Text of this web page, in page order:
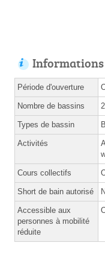
Informations
Période d'ouverture
Nombre de bassins 2
Types de bassin
Activités
Cours collectifs
Short de bain autorisé
Accessible aux
personnes à mobilité
réduite